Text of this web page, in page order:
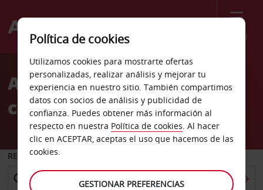
Menú
Welcome
AvisAlquiler de coches Allston
ciudad
RECOGER EN
Política de cookies
Utilizamos cookies para mostrarte ofertas
personalizadas, realizar análisis y mejorar tu
experiencia en nuestro sitio. También compartimos
datos con socios de análisis y publicidad de
confianza. Puedes obtener más información al
respecto en nuestra Política de cookies. Al hacer
clic en ACEPTAR, aceptas el uso que hacemos de las
cookies.
GESTIONAR PREFERENCIAS